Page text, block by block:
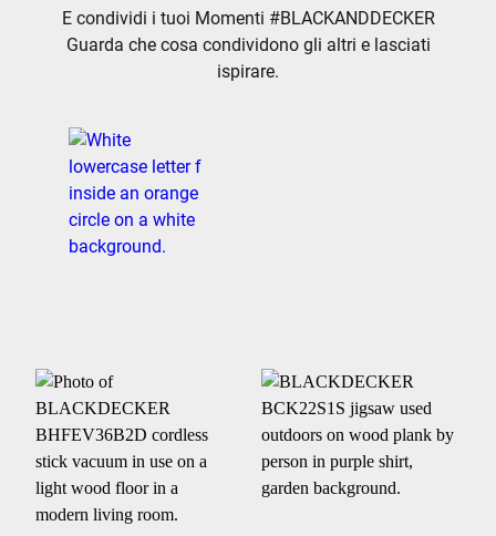
E condividi i tuoi Momenti #BLACKANDDECKER
Guarda che cosa condividono gli altri e lasciati
ispirare.